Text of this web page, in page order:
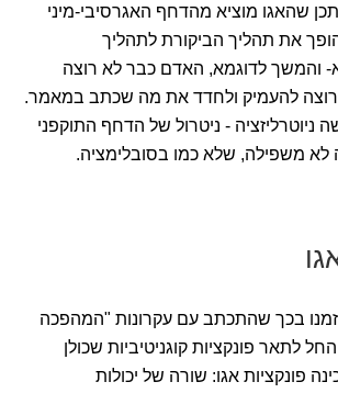
שהאגו מוציא מהדחף האגרסיבי-מיני
את תהליך הביקורת לתהליך
והמשך לדוגמא, האדם כבר לא רוצה
להעמיק ולחדד את מה שכתב במאמר.
- ניטרול של הדחף התוקפני
משפילה, שלא כמו בסובלימציה.
בכך שהתכתב עם עקרונות "המהפכה
לתאר פונקציות קוגניטיביות שכולן
פונקציות אגו: שורה של יכולות